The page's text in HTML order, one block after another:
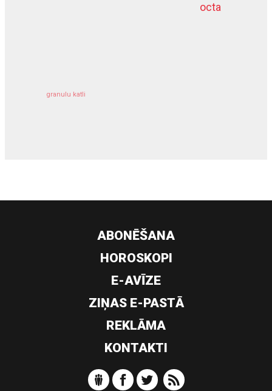
octa
granulu katli
dziļurbums
ABONĒŠANA
HOROSKOPI
E-AVĪZE
ZIŅAS E-PASTĀ
REKLĀMA
KONTAKTI